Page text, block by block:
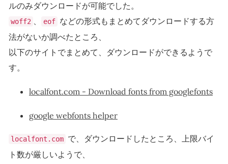
ルのみダウンロードが可能でした。
woff2 、 eof などの形式もまとめてダウンロードする方
法がないか調べたところ、
以下のサイトでまとめて、ダウンロードができるようで
す。
localfont.com - Download fonts from googlefonts
google webfonts helper
localfont.com で、ダウンロードしたところ、上限バイ
ト数が厳しいようで、